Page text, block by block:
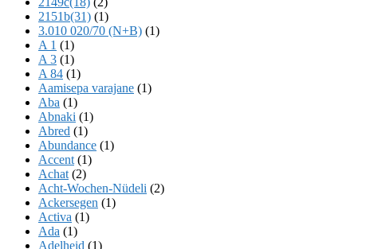
2151b(31) (1)
3.010 020/70 (N+B) (1)
A 1 (1)
A 3 (1)
A 84 (1)
Aamisepa varajane (1)
Aba (1)
Abnaki (1)
Abred (1)
Abundance (1)
Accent (1)
Achat (2)
Acht-Wochen-Nüdeli (2)
Ackersegen (1)
Activa (1)
Ada (1)
Adelheid (1)